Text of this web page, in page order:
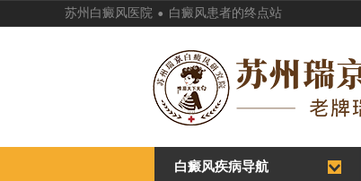
苏州白癜风医院 . 白癜风患者的终点站
白癜风疾病导航